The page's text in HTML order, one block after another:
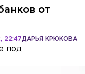
от
ДАРЬЯ КРЮКОВА
22:47
под